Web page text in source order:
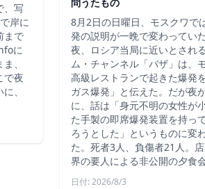
、写
岸に
まで
に
、
で夜
、
問うたもの
8月2日の日曜日、モスクワで
発の説明が一晩で変わってい
夜、ロシア当局に近いとされ
ム・チャンネル「バザ」は、
高級レストランで起きた爆発
ガス爆発」と伝えた。だが夜
に、話は「身元不明の女性が
た手製の即席爆発装置を持っ
ろうとした」というものに変
た。死者3人、負傷者21人。
界の要人による非公開の夕食
日付: 2026/8/3